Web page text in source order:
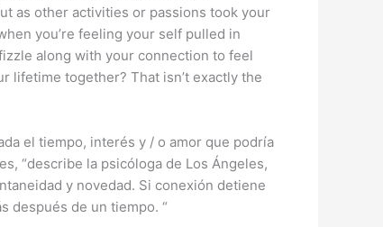
as other activities or passions took your
you’re feeling your self pulled in
along with your connection to feel
lifetime together? That isn’t exactly the
el tiempo, interés y / o amor que podría
“describe la psicóloga de Los Ángeles,
y novedad. Si conexión detiene
después de un tiempo. “